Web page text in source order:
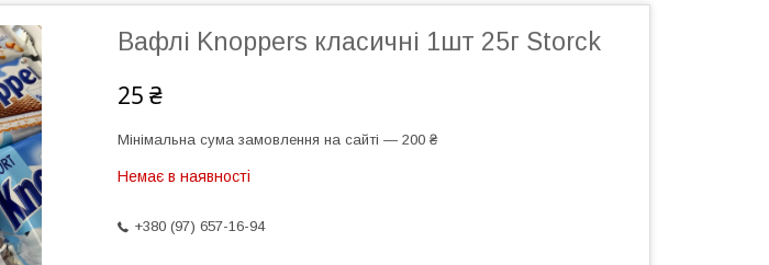
Вафлі Knoppers класичні 1шт 25г Storck
25 ₴
Мінімальна сума замовлення на сайті — 200 ₴
Немає в наявності
+380 (97) 657-16-94